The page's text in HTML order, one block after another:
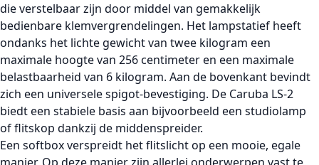
die verstelbaar zijn door middel van gemakkelijk
bedienbare klemvergrendelingen. Het lampstatief heeft
ondanks het lichte gewicht van twee kilogram een
maximale hoogte van 256 centimeter en een maximale
belastbaarheid van 6 kilogram. Aan de bovenkant bevindt
zich een universele spigot-bevestiging. De Caruba LS-2
biedt een stabiele basis aan bijvoorbeeld een studiolamp
of flitskop dankzij de middenspreider.
Een softbox verspreidt het flitslicht op een mooie, egale